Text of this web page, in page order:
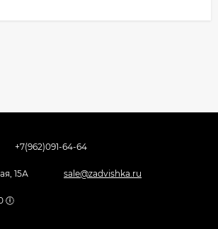
+7(962)091-64-64
15А sale@zadvishka.ru
🕕